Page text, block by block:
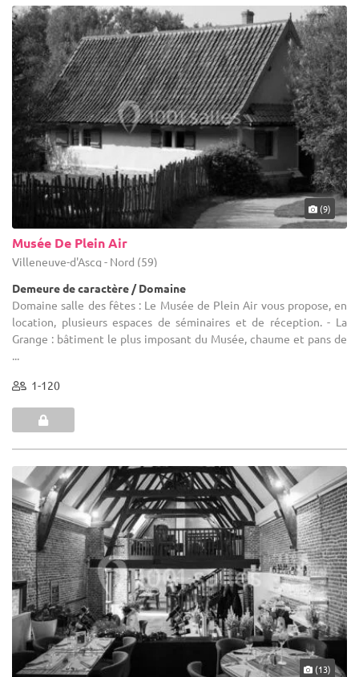
(9)
Musée De Plein Air
Villeneuve-d'Ascq - Nord (59)
Demeure de caractère / Domaine
Domaine salle des fêtes : Le Musée de Plein Air vous propose, en
location, plusieurs espaces de séminaires et de réception. - La
Grange : bâtiment le plus imposant du Musée, chaume et pans de
...
1-120
(13)